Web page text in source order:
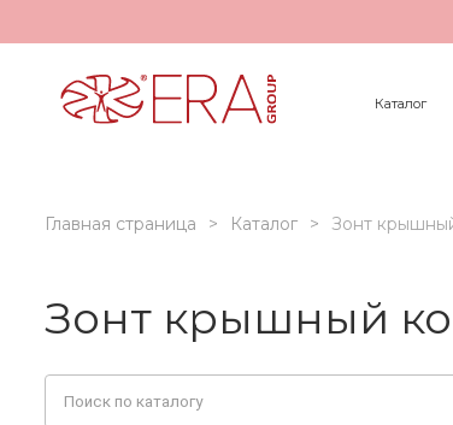
Каталог
Главная страница Каталог Зонт
Зонт крышный